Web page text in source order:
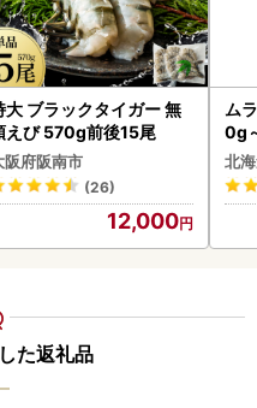
大 ブラックタイガー 無
えび 570g前後15尾
阪府阪南市
(26)
12,000
ム
0g
北
た返礼品